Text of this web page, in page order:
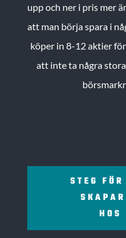
upp och ner i pris mer
att man börja spara i
köper in 8-12 aktier
att inte ta några
STEG
HOS